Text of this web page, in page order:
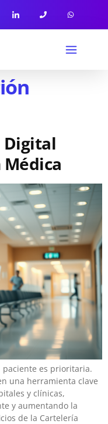
Digital
paciente es prioritaria.
una herramienta clave
y clínicas,
y aumentando la
de la Cartelería